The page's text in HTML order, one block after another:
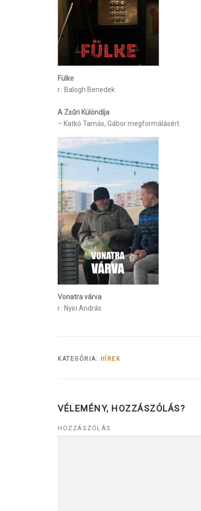
Fülke
r.: Balogh Benedek
A Zsűri Különdíja
– Katkó Tamás, Gábor megformálásért
Vonatra várva
r.: Nyiri András
KATEGÓRIA: HÍREK
VÉLEMÉNY, HOZZÁSZÓLÁS?
HOZZÁSZÓLÁS